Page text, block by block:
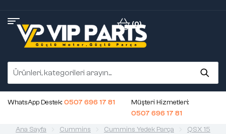
(0)
WhatsApp Destek: 0507 696 17 81
Müşteri Hizmetleri:
0507 696 17 81
Ana Sayfa
Cummins Cummins Yedek Parça
QSX 15